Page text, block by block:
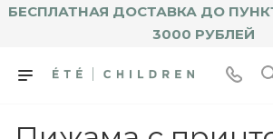
БЕСПЛАТНАЯ ДОСТАВКА ДО
3000 РУБЛЕЙ